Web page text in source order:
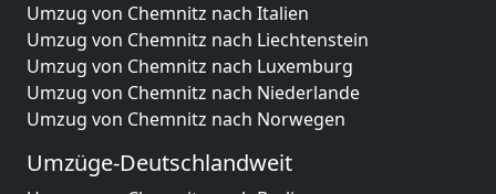
Umzug von Chemnitz nach Italien
Umzug von Chemnitz nach Liechtenstein
Umzug von Chemnitz nach Luxemburg
Umzug von Chemnitz nach Niederlande
Umzug von Chemnitz nach Norwegen
Umzüge-Deutschlandweit